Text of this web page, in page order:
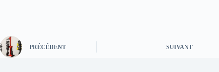
PRÉCÉDENT SUIVANT